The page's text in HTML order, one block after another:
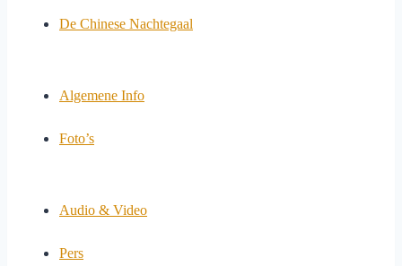
De Chinese Nachtegaal
Algemene Info
Foto’s
Audio & Video
Pers